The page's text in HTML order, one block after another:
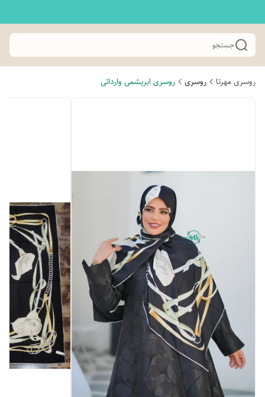
جستجو
روسری مهرتا روسری روسری ابریشمی وارداتی